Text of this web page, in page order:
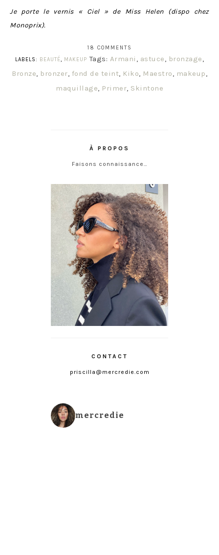
Je porte le vernis « Ciel » de Miss Helen (dispo chez
Monoprix).
18 COMMENTS
LABELS:
BEAUTÉ, MAKEUP Tags: Armani , astuce, bronzage,
Bronze, bronzer, fond de teint, Kiko, Maestro, makeup,
maquillage, Primer, Skintone
À PROPOS
Faisons connaissance…
CONTACT
priscilla@mercredie.com
mercredie